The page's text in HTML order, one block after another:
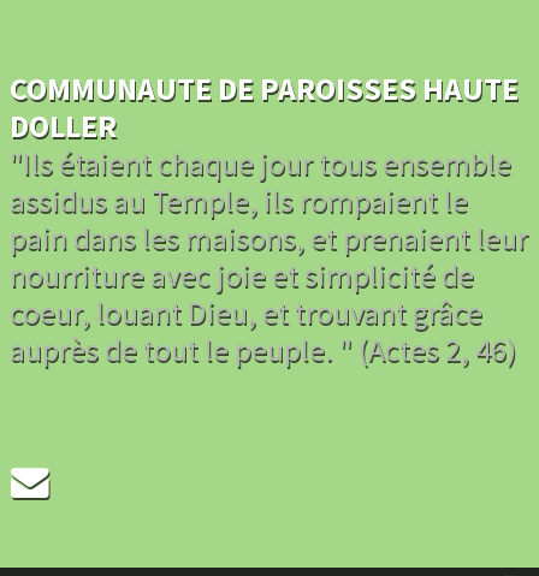
COMMUNAUTE DE PAROISSES HAUTE
DOLLER
"Ils étaient chaque jour tous ensemble
assidus au Temple, ils rompaient le
pain dans les maisons, et prenaient leur
nourriture avec joie et simplicité de
coeur, louant Dieu, et trouvant grâce
auprès de tout le peuple. " (Actes 2, 46)